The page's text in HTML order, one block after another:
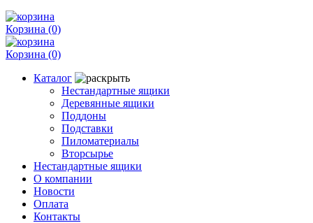
Корзина (0)
Корзина (0)
Каталог
Нестандартные ящики
Деревянные ящики
Поддоны
Подставки
Пиломатериалы
Вторсырье
Нестандартные ящики
О компании
Новости
Оплата
Контакты